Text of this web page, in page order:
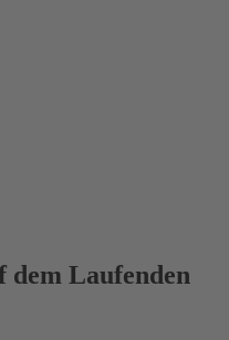
dem Laufenden